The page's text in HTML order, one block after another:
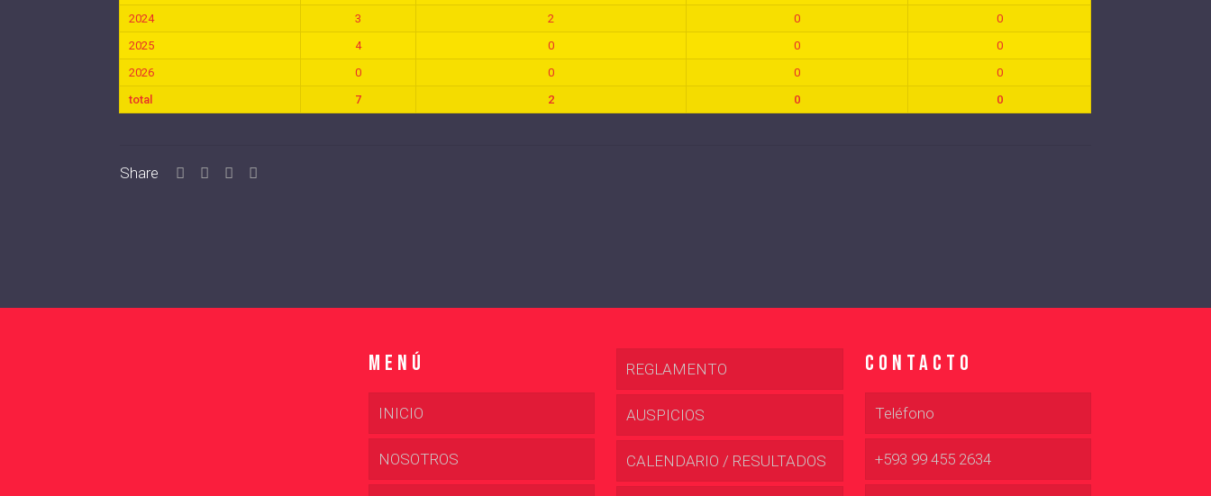
2024
3 2 0
0
2025
4 0 0
0
2026
0 0 0
0
total
7 2 0 0
Share
Menú
INICIO
NOSOTROS
REGLAMENTO
AUSPICIOS
CALENDARIO / RESULTADOS
Contacto
Teléfono
+593 99 455 2634